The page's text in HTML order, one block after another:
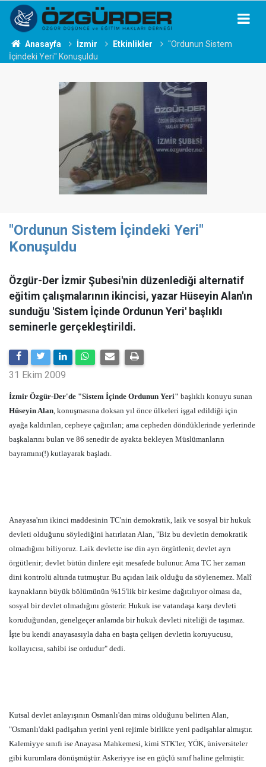
Anasayfa İzmir Etkinlikler
"Ordunun Sistem
İçindeki Yeri" Konuşuldu
"Ordunun Sistem İçindeki Yeri"
Konuşuldu
Özgür-Der İzmir Şubesi'nin düzenlediği alternatif
eğitim çalışmalarının ikincisi, yazar Hüseyin Alan'ın
sunduğu 'Sistem İçinde Ordunun Yeri' başlıklı
seminerle gerçekleştirildi.
31 Ekim 2009
İzmir Özgür-Der'de "Sistem İçinde Ordunun Yeri" başlıklı konuyu sunan
Hüseyin Alan, konuşmasına doksan yıl önce ülkeleri işgal edildiği için
ayağa kaldırılan, cepheye çağırılan; ama cepheden döndüklerinde yerlerinde
başkalarını bulan ve 86 senedir de ayakta bekleyen Müslümanların
bayramını(!) kutlayarak başladı.
Anayasa'nın ikinci maddesinin TC'nin demokratik, laik ve sosyal bir hukuk
devleti olduğunu söylediğini hatırlatan Alan, "Biz bu devletin demokratik
olmadığını biliyoruz. Laik devlette ise din ayrı örgütlenir, devlet ayrı
örgütlenir; devlet bütün dinlere eşit mesafede bulunur. Ama TC her zaman
dini kontrolü altında tutmuştur. Bu açıdan laik olduğu da söylenemez. Malî
kaynakların büyük bölümünün %15'lik bir kesime dağıtılıyor olması da,
sosyal bir devlet olmadığını gösterir. Hukuk ise vatandaşa karşı devleti
koruduğundan, genelgeçer anlamda bir hukuk devleti niteliği de taşımaz.
İşte bu kendi anayasasıyla daha en başta çelişen devletin koruyucusu,
kollayıcısı, sahibi ise ordudur" dedi.
Kutsal devlet anlayışının Osmanlı'dan miras olduğunu belirten Alan,
"Osmanlı'daki padişahın yerini yeni rejimle birlikte yeni padişahlar almıştır.
Kalemiyye sınıfı ise Anayasa Mahkemesi, kimi STK'ler, YÖK, üniversiteler
gibi kurumlara dönüşmüştür. Askeriyye ise en güçlü sınıf haline gelmiştir.